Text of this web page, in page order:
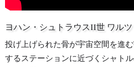
ヨハン・シュトラウスII世 ワルツ
投げ上げられた骨が宇宙空間を進
するステーションに近づくシャト